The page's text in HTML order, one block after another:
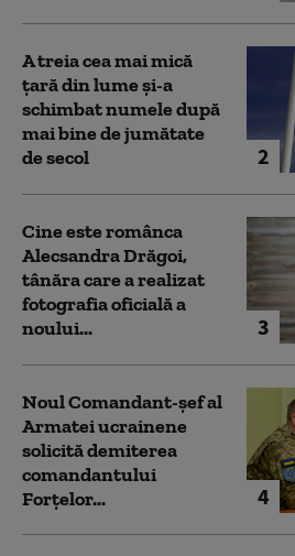
2
A treia cea mai mică
țară din lume și-a
schimbat numele după
mai bine de jumătate
de secol
3
Cine este românca
Alecsandra Drăgoi,
tânăra care a realizat
fotografia oficială a
noului...
4
Noul Comandant-șef al
Armatei ucrainene
solicită demiterea
comandantului
Forțelor...